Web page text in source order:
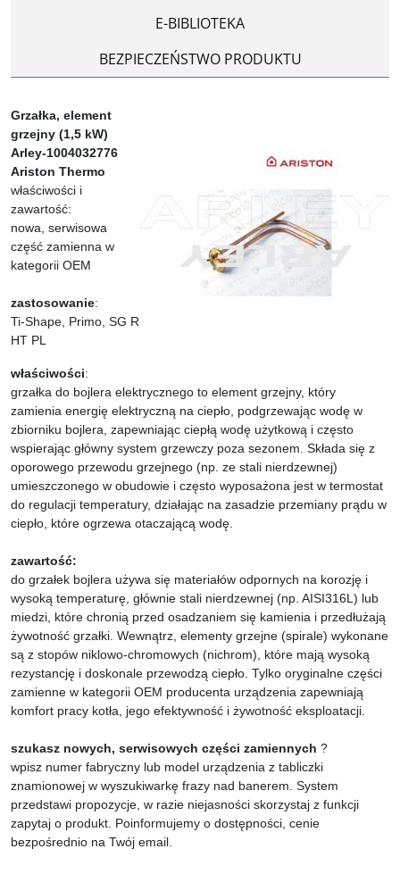
E-BIBLIOTEKA
BEZPIECZEŃSTWO PRODUKTU
Grzałka, element
grzejny (1,5 kW)
Arley-1004032776
Ariston Thermo
właściwości i
zawartość:
nowa, serwisowa
część zamienna w
kategorii OEM
zastosowanie:
Ti-Shape, Primo, SG R
HT PL
właściwości:
grzałka do bojlera elektrycznego to element grzejny, który
zamienia energię elektryczną na ciepło, podgrzewając wodę w
zbiorniku bojlera, zapewniając ciepłą wodę użytkową i często
wspierając główny system grzewczy poza sezonem. Składa się z
oporowego przewodu grzejnego (np. ze stali nierdzewnej)
umieszczonego w obudowie i często wyposażona jest w termostat
do regulacji temperatury, działając na zasadzie przemiany prądu w
ciepło, które ogrzewa otaczającą wodę.
zawartość:
do grzałek bojlera używa się materiałów odpornych na korozję i
wysoką temperaturę, głównie stali nierdzewnej (np. AISI316L) lub
miedzi, które chronią przed osadzaniem się kamienia i przedłużają
żywotność grzałki. Wewnątrz, elementy grzejne (spirale) wykonane
są z stopów niklowo-chromowych (nichrom), które mają wysoką
rezystancję i doskonale przewodzą ciepło. Tylko oryginalne części
zamienne w kategorii OEM producenta urządzenia zapewniają
komfort pracy kotła, jego efektywność i żywotność eksploatacji.
szukasz nowych, serwisowych części zamiennych ?
wpisz numer fabryczny lub model urządzenia z tabliczki
znamionowej w wyszukiwarkę frazy nad banerem. System
przedstawi propozycje, w razie niejasności skorzystaj z funkcji
zapytaj o produkt. Poinformujemy o dostępności, cenie
bezpośrednio na Twój email.